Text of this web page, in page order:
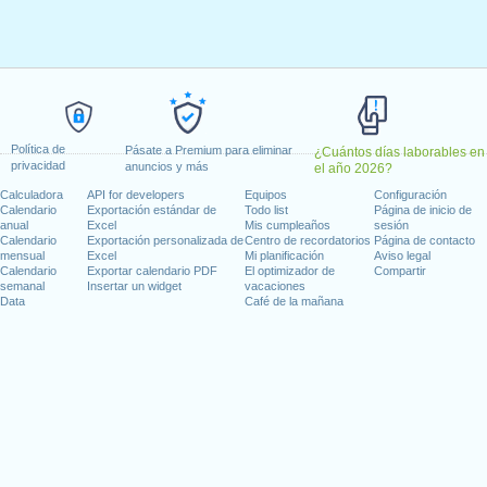
Política de
privacidad
Pásate a Premium para eliminar
anuncios y más
¿Cuántos días laborables en
el año 2026?
Calculadora
Calendario
anual
Calendario
mensual
Calendario
semanal
Data
API for developers
Exportación estándar de
Excel
Exportación personalizada de
Excel
Exportar calendario PDF
Insertar un widget
Equipos
Todo list
Mis cumpleaños
Centro de recordatorios
Mi planificación
El optimizador de
vacaciones
Café de la mañana
Configuración
Página de inicio de
sesión
Página de contacto
Aviso legal
Compartir
2023
: lunes, junio 19, 2023
4, 2023
2023
2023
noviembre 10, 2023
23, 2023
2023
fin de semana